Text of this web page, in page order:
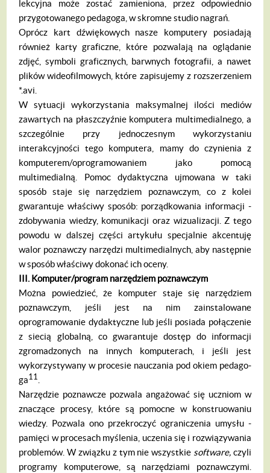
lekcyjna może zostać zamieniona, przez odpowiednio
przygotowa­nego pedagoga, w skromne studio nagrań.
Oprócz kart dźwiękowych nasze kompu­tery posiadają
również karty graficzne, które pozwalają na oglądanie
zdjęć, symboli graficznych, barwnych fotografii, a nawet
plików wideofilmowych, które zapisujemy z rozszerzeniem
*.avi.
W sytuacji wykorzystania maksymalnej ilości mediów
zawartych na płaszczyźnie komputera multimedialnego, a
szczególnie przy jednoczesnym wykorzystaniu
interakcyjności tego komputera, mamy do czynie­nia z
komputerem/oprogramowaniem jako pomocą
multimedialną. Pomoc dydaktycz­na ujmowana w taki
sposób staje się narzę­dziem poznawczym, co z kolei
gwarantuje właściwy sposób: porządkowania informa­cji -
zdobywania wiedzy, komunikacji oraz wizualizacji. Z tego
powodu w dalszej czę­ści artykułu specjalnie akcentuję
walor po­znawczy narzędzi multimedialnych, aby na­stępnie
w sposób właściwy dokonać ich oceny.
III. Komputer/program narzędziem poznaw­czym
Można powiedzieć, że komputer staje się narzędziem
poznawczym, jeśli jest na nim zainstalowane
oprogramowanie dy­daktyczne lub jeśli posiada połączenie
z siecią globalną, co gwarantuje dostęp do informacji
zgromadzonych na innych komputerach, i jeśli jest
wykorzystywany w procesie nauczania pod okiem pedago­
ga11
Narzędzie poznawcze pozwala angażo­wać się uczniom w
znaczące procesy, któ­re są pomocne w konstruowaniu
wiedzy. Pozwala ono przekroczyć ograniczenia umysłu -
pamięci w procesach myślenia, uczenia się i rozwiązywania
problemów. W związku z tym nie wszystkie software, czyli
programy komputerowe, są narzę­dziami poznawczymi.